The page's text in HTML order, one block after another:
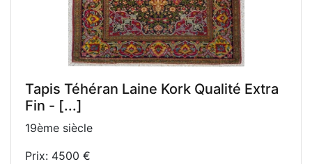
Tapis Téhéran Laine Kork Qualité Extra
Fin - [...]
19ème siècle
Prix: 4500 €